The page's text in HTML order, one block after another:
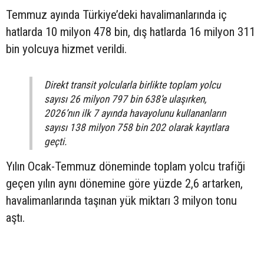
Temmuz ayında Türkiye’deki havalimanlarında iç
hatlarda 10 milyon 478 bin, dış hatlarda 16 milyon 311
bin yolcuya hizmet verildi.
Direkt transit yolcularla birlikte toplam yolcu
sayısı 26 milyon 797 bin 638’e ulaşırken,
2026’nın ilk 7 ayında havayolunu kullananların
sayısı 138 milyon 758 bin 202 olarak kayıtlara
geçti.
Yılın Ocak-Temmuz döneminde toplam yolcu trafiği
geçen yılın aynı dönemine göre yüzde 2,6 artarken,
havalimanlarında taşınan yük miktarı 3 milyon tonu
aştı.